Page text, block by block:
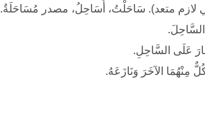
متعد). سَاحَلْتُ، أُسَاحِلُ، مصدر مُسَاحَلَةٌ.
عَلَى السَّاحِلِ.
الآخَرَ وَنَازَعَهُ.